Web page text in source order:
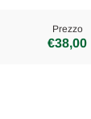
Prezzo
€38,00